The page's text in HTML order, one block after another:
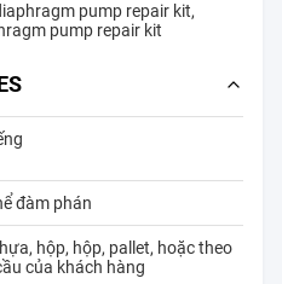
pump repair kit,
pump repair kit
đàm phán
hộp, hộp, pallet, hoặc theo
của khách hàng